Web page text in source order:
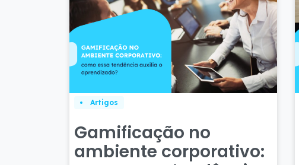
Artigos
Gamificação no
ambiente corporativo: